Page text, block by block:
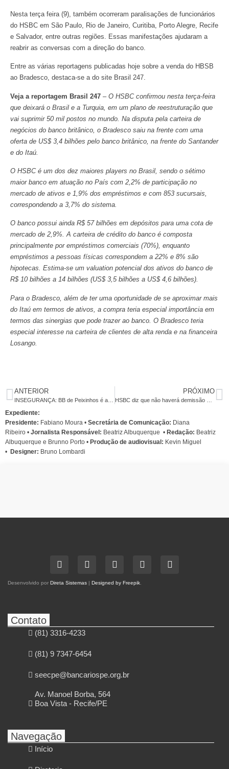
Nesta terça feira (9), também ocorreram paralisações de funcionários
do HSBC em São Paulo, Rio de Janeiro, Curitiba, Porto Alegre, Recife
e Salvador, entre outras regiões. Essas manifestações ajudaram a
reabrir as conversas com a direção do banco.
Entre as várias reportagens publicadas hoje sobre a venda do HBSB
ao Bradesco, destaca-se a do site Brasil 247.
Veja a reportagem Brasil 247 – O HSBC confirmou nesta terça-feira
que deixará o Brasil e a Turquia, em um plano de reestruturação que
vai suprimir 50 mil postos no mundo. Na disputa pela carteira de
negócios do banco britânico, o Bradesco saiu na frente com uma
oferta de US$ 3,4 bilhões pelo banco britânico, na frente do Santander
e do Itaú.
O HSBC é um dos dez maiores players no Brasil, sendo o sétimo
maior banco em atuação no País com 2,2% de participação no
mercado de ativos e 1,9% dos empréstimos e com 853 sucursais,
correspondendo a 3,7% do sistema.
O banco possui ainda R$ 57 bilhões em depósitos para uma cota de
mercado de 2,9%. A carteira de crédito do banco é composta
principalmente por empréstimos comerciais (70%), enquanto
empréstimos a pessoas físicas correspondem a 22% e 8% são
hipotecas. Estima-se um valuation potencial dos ativos do banco de
R$ 10 bilhões a 14 bilhões (US$ 3,5 bilhões a US$ 4,6 bilhões).
Para o Bradesco, além de ter uma oportunidade de se aproximar mais
do Itaú em termos de ativos, a compra teria especial importância em
termos das sinergias que pode trazer ao banco. O Bradesco teria
especial interesse na carteira de clientes de alta renda e na financeira
Losango.
ANTERIOR PRÓXIMO
Expediente:
Presidente: Fabiano Moura • Secretária de Comunicação: Diana
Ribeiro • Jornalista Responsável: Beatriz Albuquerque • Redação: Beatriz
Albuquerque e Brunno Porto • Produção de audiovisual: Kevin Miguel
• Designer: Bruno Lombardi
Desenvolvido por Direta Sistemas | Designed by Freepik
Contato
(81) 3316-4233
(81) 9 7347-6454
seecpe@bancariospe.org.br
Av. Manoel Borba, 564
Boa Vista - Recife/PE
Navegação
Início